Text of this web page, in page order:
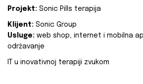
Projekt: Sonic Pills terapija
Klijent: Sonic Group
Usluge: web shop, internet i mobilna
održavanje
IT u inovativnoj terapiji zvukom